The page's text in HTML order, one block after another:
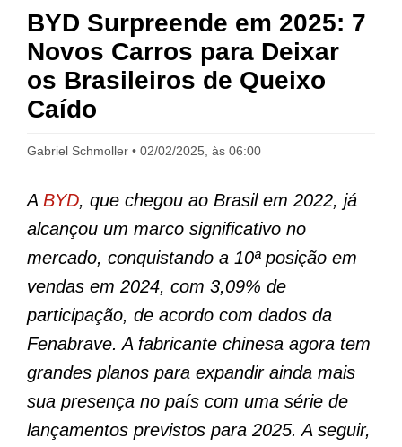
BYD Surpreende em 2025: 7
Novos Carros para Deixar
os Brasileiros de Queixo
Caído
Gabriel Schmoller 02/02/2025, às 06:00
A BYD, que chegou ao Brasil em 2022, já
alcançou um marco significativo no
mercado, conquistando a 10ª posição em
vendas em 2024, com 3,09% de
participação, de acordo com dados da
Fenabrave. A fabricante chinesa agora tem
grandes planos para expandir ainda mais
sua presença no país com uma série de
lançamentos previstos para 2025. A seguir,